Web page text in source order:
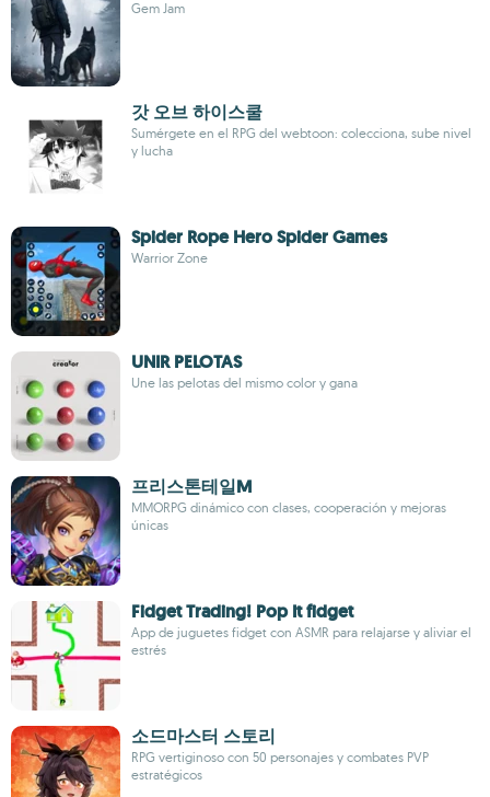
Gem Jam
갓 오브 하이스쿨
Sumérgete en el RPG del webtoon: colecciona, sube nivel
y lucha
Spider Rope Hero Spider Games
Warrior Zone
UNIR PELOTAS
Une las pelotas del mismo color y gana
프리스톤테일M
MMORPG dinámico con clases, cooperación y mejoras
únicas
Fidget Trading! Pop It fidget
App de juguetes fidget con ASMR para relajarse y aliviar el
estrés
소드마스터 스토리
RPG vertiginoso con 50 personajes y combates PVP
estratégicos